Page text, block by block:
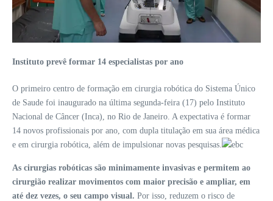
Instituto prevê formar 14 especialistas por ano
O primeiro centro de formação em cirurgia robótica do Sistema Único
de Saude foi inaugurado na última segunda-feira (17) pelo Instituto
Nacional de Câncer (Inca), no Rio de Janeiro. A expectativa é formar
14 novos profissionais por ano, com dupla titulação em sua área médica
e em cirurgia robótica, além de impulsionar novas pesquisas.
As cirurgias robóticas são minimamente invasivas e permitem ao
cirurgião realizar movimentos com maior precisão e ampliar, em
até dez vezes, o seu campo visual. Por isso, reduzem o risco de